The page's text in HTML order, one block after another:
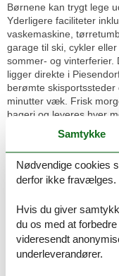
Børnene kan trygt lege
Yderligere faciliteter
vaskemaskine,
garage til ski, cykler
sommer- og vinterferier.
ligger direkte i
berømte
minutter væk. Frisk
bageri og leveres hver
Layout:
Stueetage: (Indgang ,
køkken(spisebord,
kaffemaskine(kopper),
, køle-fryseskab,
enkeltseng),
toilet(håndvask),
Samtykke
Nødvendige cookies
derfor ikke fravælges.
Hvis du giver
du os med at
videresendt
underleverandører.